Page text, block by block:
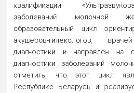
квалификации
заболеваний молочной
образовательный цикл
акушеров-гинекологов,
диагностики и направлен на
диагностики заболеваний
отметить, что этот цикл
Республике Беларусь и